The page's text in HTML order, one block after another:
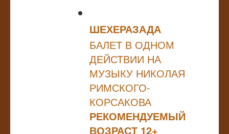
ШЕХЕРАЗАДА
БАЛЕТ В ОДНОМ
ДЕЙСТВИИ НА
МУЗЫКУ НИКОЛАЯ
РИМСКОГО-
КОРСАКОВА
РЕКОМЕНДУЕМЫЙ
ВОЗРАСТ 12+